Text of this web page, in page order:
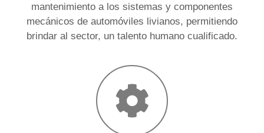
mantenimiento a los sistemas y componentes
mecánicos de automóviles livianos, permitiendo
brindar al sector, un talento humano cualificado.